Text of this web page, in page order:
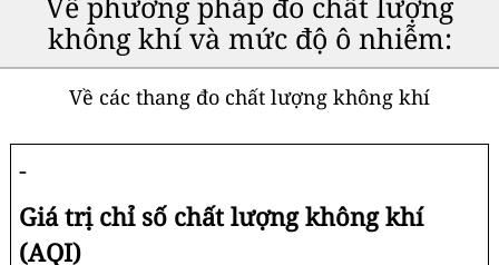
không khí và mức độ ô nhiễm:
Về các thang đo chất lượng không khí
-
Giá trị chỉ số chất lượng không khí
(AQI)